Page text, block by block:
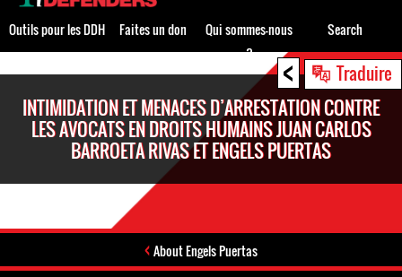
< Traduire
INTIMIDATION ET MENACES D’ARRESTATION CONTRE
LES AVOCATS EN DROITS HUMAINS JUAN CARLOS
BARROETA RIVAS ET ENGELS PUERTAS
About Engels Puertas
top
Outils pour les DDH Faites un don
Qui sommes-nous
?
Search